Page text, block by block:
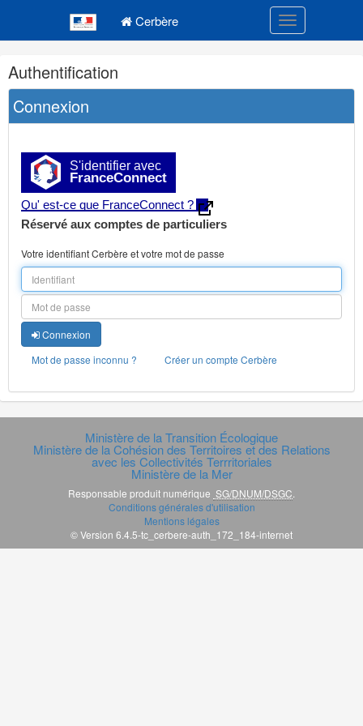
Cerbère Toggle
Navigation
et
outils
annexes
Authentification
Connexion
S'identifier avec
FranceConnect
Qu' est-ce que FranceConnect ?
Réservé aux comptes de particuliers
Votre identifiant Cerbère et votre mot de passe
Connexion
Mot de passe inconnu ?
Créer un compte Cerbère
Ministère de la Transition Écologique
Ministère de la Cohésion des Territoires et des Relations
avec les Collectivités Terrritoriales
Ministère de la Mer
Responsable produit numérique SG/DNUM/DSGC.
Conditions générales d'utilisation
Mentions légales
© Version 6.4.5-tc_cerbere-auth_172_184-internet